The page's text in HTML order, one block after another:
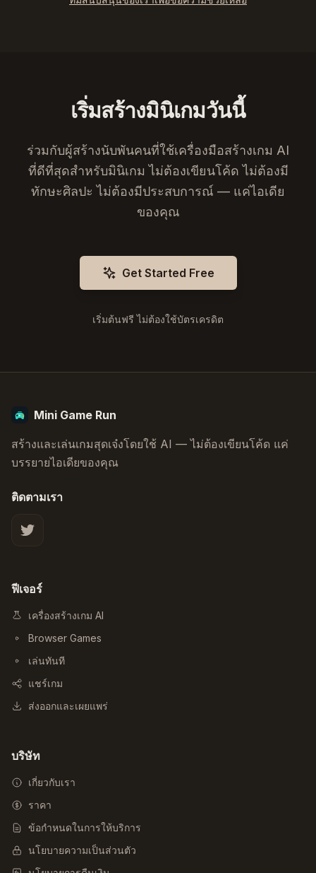
เริ่มสร้างมินิเกมวันนี้
ร่วมกับผู้สร้างนับพันคนที่ใช้เครื่องมือสร้างเกม AI
ที่ดีที่สุดสำหรับมินิเกม ไม่ต้องเขียนโค้ด ไม่ต้องมี
ทักษะศิลปะ ไม่ต้องมีประสบการณ์ — แค่ไอเดีย
ของคุณ
Get Started Free
เริ่มต้นฟรี ไม่ต้องใช้บัตรเครดิต
Mini Game Run
สร้างและเล่นเกมสุดเจ๋งโดยใช้ AI — ไม่ต้องเขียนโค้ด แค่
บรรยายไอเดียของคุณ
ติดตามเรา
ฟีเจอร์
เครื่องสร้างเกม AI
Browser Games
เล่นทันที
แชร์เกม
ส่งออกและเผยแพร่
บริษัท
เกี่ยวกับเรา
ราคา
ข้อกำหนดในการให้บริการ
นโยบายความเป็นส่วนตัว